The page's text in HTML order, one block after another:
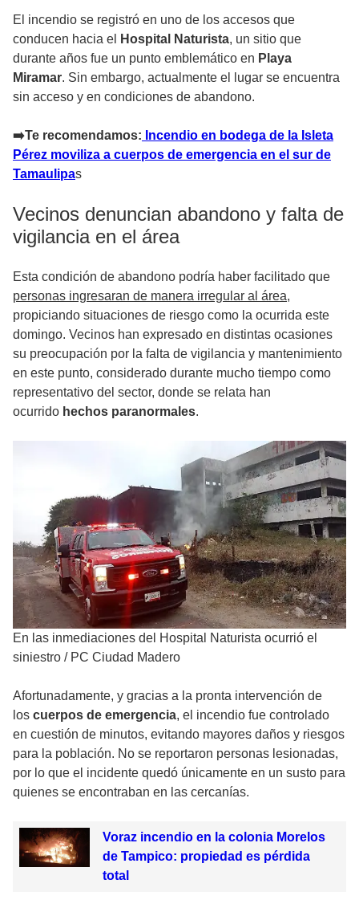
El incendio se registró en uno de los accesos que
conducen hacia el
Hospital Naturista, un sitio que
durante años fue un punto emblemático en Playa
Miramar. Sin embargo, actualmente el lugar se encuentra
sin acceso y en condiciones de abandono.
➡️Te recomendamos: Incendio en bodega de la Isleta
Pérez moviliza a cuerpos de emergencia en el sur de
Tamaulipas
Vecinos denuncian abandono y falta de
vigilancia en el área
Esta condición de abandono podría haber facilitado que
personas ingresaran de manera irregular al área,
propiciando situaciones de riesgo como la ocurrida este
domingo. Vecinos han expresado en distintas ocasiones
su preocupación por la falta de vigilancia y mantenimiento
en este punto, considerado durante mucho tiempo como
representativo del sector, donde se relata han
ocurrido hechos paranormales.
En las inmediaciones del Hospital Naturista ocurrió el
siniestro / PC Ciudad Madero
Afortunadamente, y gracias a la pronta intervención de
los cuerpos de emergencia, el incendio fue controlado
en cuestión de minutos, evitando mayores daños y riesgos
para la población. No se reportaron personas lesionadas,
por lo que el incidente quedó únicamente en un susto para
quienes se encontraban en las cercanías.
Voraz incendio en la colonia Morelos
de Tampico: propiedad es pérdida
total